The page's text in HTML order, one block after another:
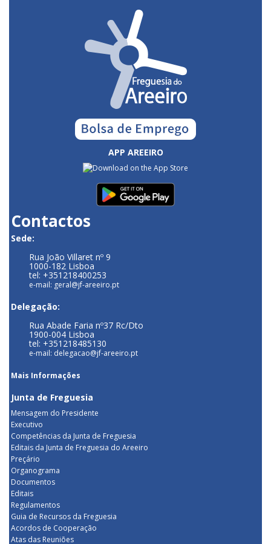
APP AREEIRO
Contactos
Sede:
Rua João Villaret nº 9
1000-182 Lisboa
tel: +351218400253
e-mail: geral@jf-areeiro.pt
Delegação:
Rua Abade Faria nº37 Rc/Dto
1900-004 Lisboa
tel: +351218485130
e-mail: delegacao@jf-areeiro.pt
Mais Informações
Junta de Freguesia
Mensagem do Presidente
Executivo
Competências da Junta de Freguesia
Editais da Junta de Freguesia do Areeiro
Preçário
Organograma
Documentos
Editais
Regulamentos
Guia de Recursos da Freguesia
Acordos de Cooperação
Atas das Reuniões